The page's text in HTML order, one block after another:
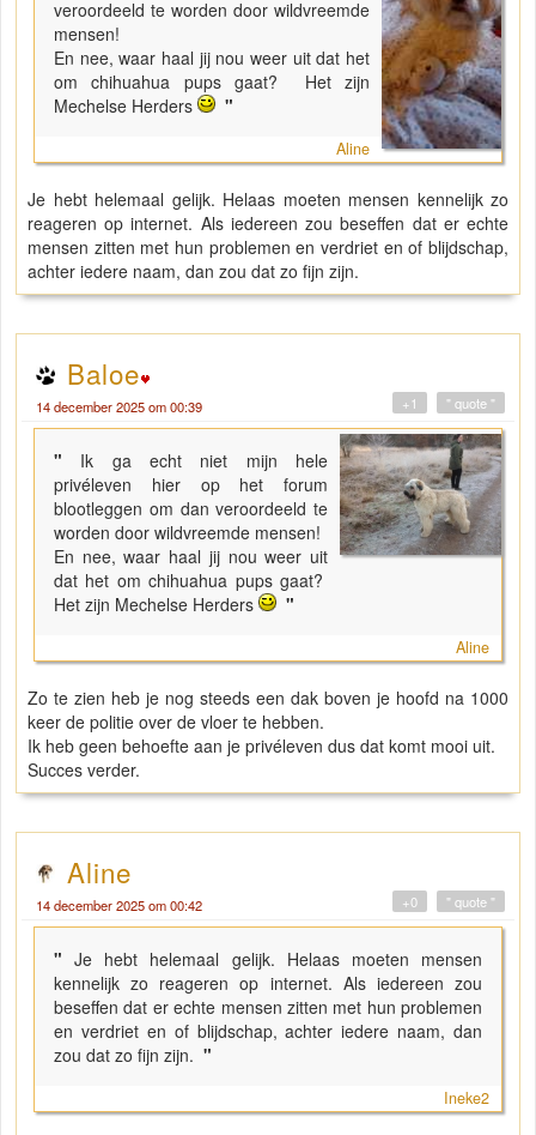
veroordeeld te worden door wildvreemde
mensen!
En nee, waar haal jij nou weer uit dat het
om chihuahua pups gaat? Het zijn
Mechelse Herders
"
Aline
Je hebt helemaal gelijk. Helaas moeten mensen kennelijk zo
reageren op internet. Als iedereen zou beseffen dat er echte
mensen zitten met hun problemen en verdriet en of blijdschap,
achter iedere naam, dan zou dat zo fijn zijn.
Baloe
14 december 2025 om 00:39 " quote "
+1
" Ik ga echt niet mijn hele
privéleven hier op het forum
blootleggen om dan veroordeeld te
worden door wildvreemde mensen!
En nee, waar haal jij nou weer uit
dat het om chihuahua pups gaat?
Het zijn Mechelse Herders
"
Aline
Zo te zien heb je nog steeds een dak boven je hoofd na 1000
keer de politie over de vloer te hebben.
Ik heb geen behoefte aan je privéleven dus dat komt mooi uit.
Succes verder.
Aline
14 december 2025 om 00:42 " quote "
+0
"Je hebt helemaal gelijk. Helaas moeten mensen
kennelijk zo reageren op internet. Als iedereen zou
beseffen dat er echte mensen zitten met hun problemen
en verdriet en of blijdschap, achter iedere naam, dan
zou dat zo fijn zijn. "
Ineke2